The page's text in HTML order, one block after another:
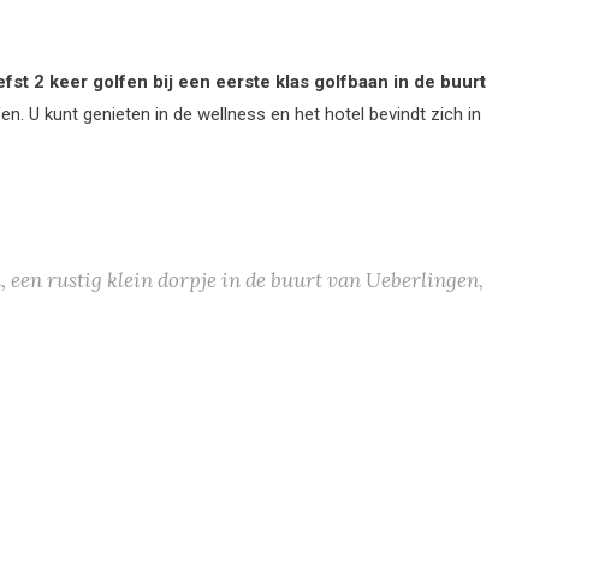
2 keer golfen bij een eerste klas golfbaan in de buurt
U kunt genieten in de wellness en het hotel bevindt zich in
rustig klein dorpje in de buurt van Ueberlingen,